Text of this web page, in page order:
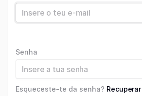
Senha
Esqueceste-te da senha? Recuperar